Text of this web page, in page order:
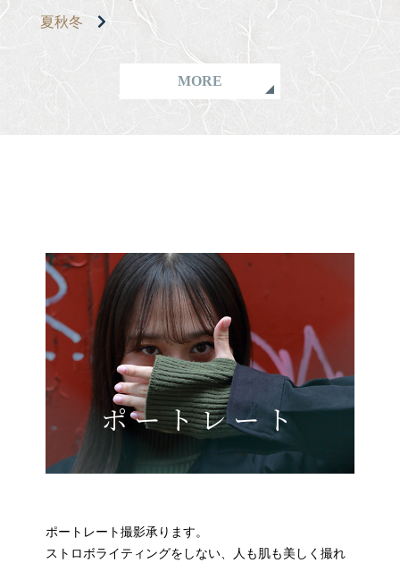
夏秋冬
MORE
ポートレート
ポートレート撮影承ります。
ストロボライティングをしない、人も肌も美しく撮れ